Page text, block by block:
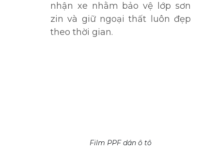
nhận xe nhằm bảo vệ lớp sơn
zin và giữ ngoại thất luôn đẹp
theo thời gian.
Film PPF dán ô tô